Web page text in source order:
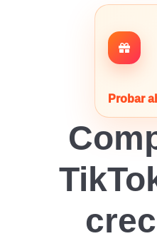
Probar